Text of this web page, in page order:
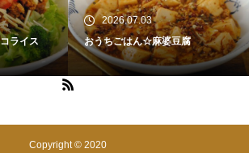
ライス
2026.07.03
おうちごはん☆麻婆豆腐
Copyright © 2020